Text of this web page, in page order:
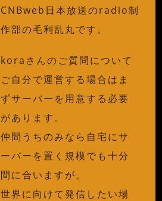
CNBweb日本放送のradio制
作部の毛利乱丸です。
koraさんのご質問について
ご自分で運営する場合はま
ずサーバーを用意する必要
があります。
仲間うちのみなら自宅にサ
ーバーを置く規模でも十分
間に合いますが、
世界に向けて発信したい場